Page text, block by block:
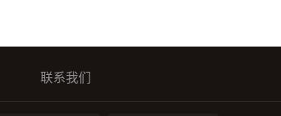
联系我们